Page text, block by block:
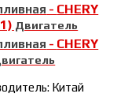
- CHERY
Двигатель
- CHERY
Китай